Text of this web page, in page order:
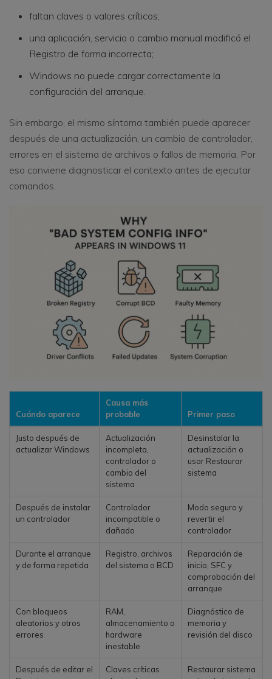
faltan claves o valores críticos;
una aplicación, servicio o cambio manual modificó el
Registro de forma incorrecta;
Windows no puede cargar correctamente la
configuración del arranque.
Sin embargo, el mismo síntoma también puede aparecer
después de una actualización, un cambio de controlador,
errores en el sistema de archivos o fallos de memoria. Por
eso conviene diagnosticar el contexto antes de ejecutar
comandos.
Cuándo aparece
Causa más
probable
Primer paso
Justo después de
actualizar Windows
Actualización
incompleta,
controlador o
cambio del
sistema
Desinstalar la
actualización o
usar Restaurar
sistema
Después de instalar
un controlador
Controlador
incompatible o
dañado
Modo seguro y
revertir el
controlador
Durante el arranque
y de forma repetida
Registro, archivos
del sistema o BCD
Reparación de
inicio, SFC y
comprobación del
arranque
Con bloqueos
aleatorios y otros
errores
RAM,
almacenamiento o
hardware
inestable
Diagnóstico de
memoria y
revisión del disco
Después de editar el
Claves críticas
Restaurar sistema